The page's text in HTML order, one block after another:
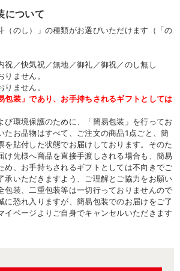
について
（のし）」の種類がお選びいただけます（「の
祝／快気祝／無地／御礼／御祝／のし無し
ません。
ません。
包装」であり、お手持ちされるギフトとしては
び環境保護のために、「簡易包装」を行ってお
たお品物はすべて、ご注文の商品1点ごと、簡
を貼付した状態でお届けしております。そのた
け先様へ商品を直接手渡しされる場合も、簡易
め、お手持ちされるギフトとしては不向きでご
承いただきますよう、ご理解とご協力をお願い
包装、二重包装等は一切行っておりませんので
に恐れ入りますが、簡易包装でのお届けをご了
イページよりご自身でキャンセルいただきます